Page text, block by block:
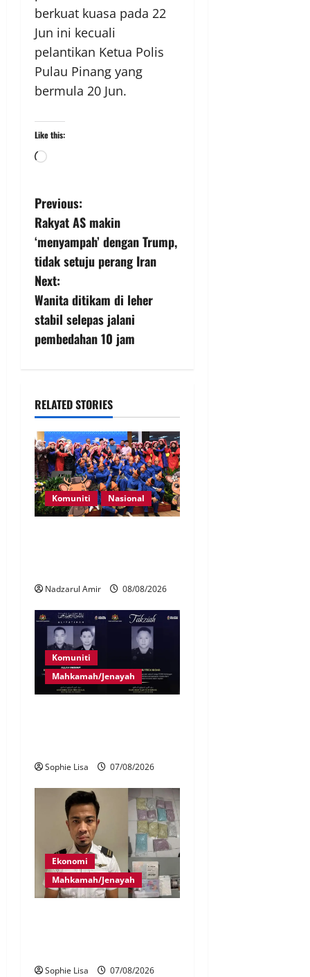
berkuat kuasa pada 22
Jun ini kecuali
pelantikan Ketua Polis
Pulau Pinang yang
bermula 20 Jun.
Like this:
Previous:
Rakyat AS makin
‘menyampah’ dengan Trump,
tidak setuju perang Iran
Next:
Wanita ditikam di leher
stabil selepas jalani
pembedahan 10 jam
RELATED STORIES
Komuniti Nasional
Nadzarul Amir 08/08/2026
Komuniti
Mahkamah/Jenayah
Sophie Lisa 07/08/2026
Ekonomi
Mahkamah/Jenayah
Sophie Lisa 07/08/2026